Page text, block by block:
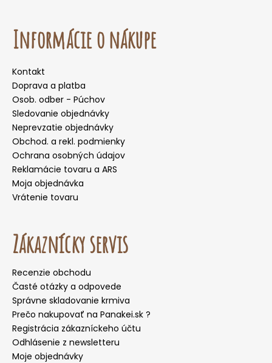
Informácie o nákupe
Kontakt
Doprava a platba
Osob. odber - Púchov
Sledovanie objednávky
Neprevzatie objednávky
Obchod. a rekl. podmienky
Ochrana osobných údajov
Reklamácie tovaru a ARS
Moja objednávka
Vrátenie tovaru
Zákaznícky servis
Recenzie obchodu
Časté otázky a odpovede
Správne skladovanie krmiva
Prečo nakupovať na Panakei.sk ?
Registrácia zákazníckeho účtu
Odhlásenie z newsletteru
Moje objednávky